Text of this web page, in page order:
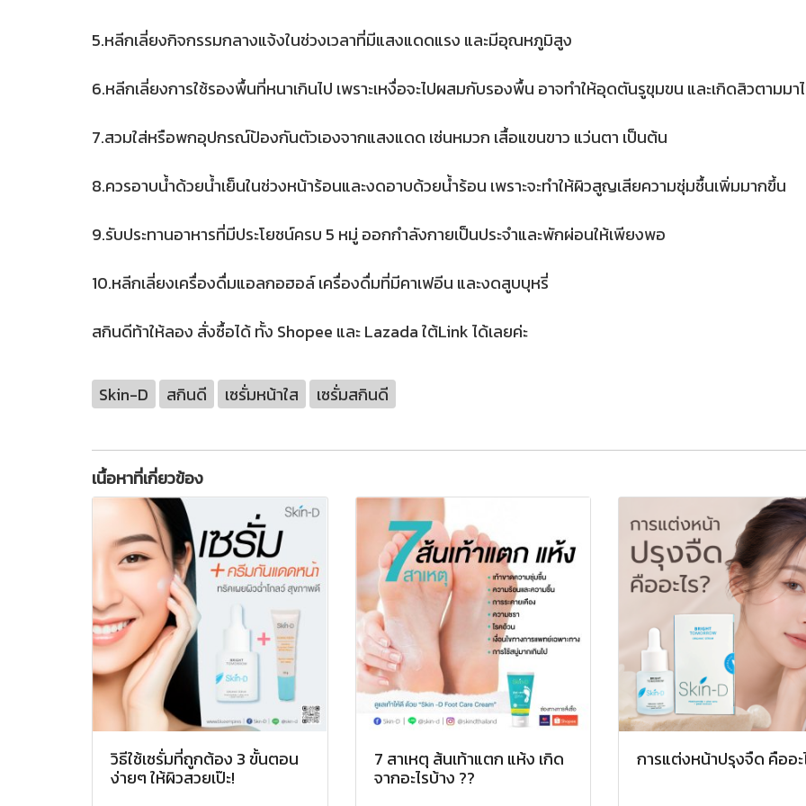
5.หลีกเลี่ยงกิจกรรมกลางแจ้งในช่วงเวลาที่มีแสงแดดแรง และมีอุณหภูมิสูง
6.หลีกเลี่ยงการใช้รองพื้นที่หนาเกินไป เพราะเหงื่อจะไปผสมกับรองพื้น อาจทำให้อุดตันรูขุมขน และเกิดสิวตามมา
7.สวมใส่หรือพกอุปกรณ์ป้องกันตัวเองจากแสงแดด เช่นหมวก เสื้อแขนขาว แว่นตา เป็นต้น
8.ควรอาบน้ำด้วยน้ำเย็นในช่วงหน้าร้อนและงดอาบด้วยน้ำร้อน เพราะจะทำให้ผิวสูญเสียความชุ่มชื้นเพิ่มมากขึ้น
9.รับประทานอาหารที่มีประโยชน์ครบ 5 หมู่ ออกกำลังกายเป็นประจำและพักผ่อนให้เพียงพอ
10.หลีกเลี่ยงเครื่องดื่มแอลกอฮอล์ เครื่องดื่มที่มีคาเฟอีน และงดสูบบุหรี่
สกินดีท้าให้ลอง สั่งซื้อได้ ทั้ง Shopee และ Lazada ใต้Link ได้เลยค่ะ
Skin-D สกินดี เซรั่มหน้าใส เซรั่มสกินดี
เนื้อหาที่เกี่ยวข้อง
วิธีใช้เซรั่มที่ถูกต้อง 3 ขั้นตอน
ง่ายๆ ให้ผิวสวยเป๊ะ!
7 สาเหตุ ส้นเท้าแตก แห้ง เกิด
จากอะไรบ้าง ??
การแต่งหน้าปรุงจืด คืออะ